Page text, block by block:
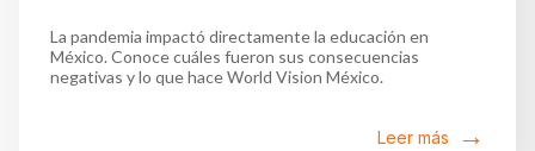
La pandemia impactó directamente la educación en
México. Conoce cuáles fueron sus consecuencias
negativas y lo que hace World Vision México.
Leer más